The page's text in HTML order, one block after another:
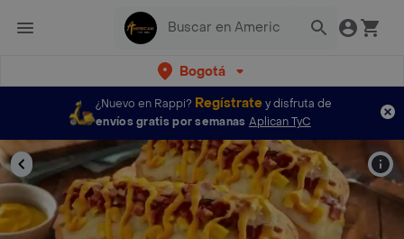
Bogotá
¿Nuevo en Rappi? Regístratey disfruta de
envíos gratis por semanas Aplican TyC